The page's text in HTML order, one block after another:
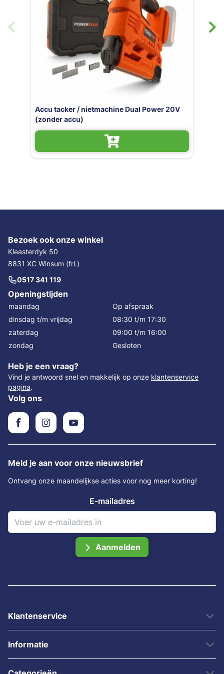
Dual Power 20V
Bezoek ook onze winkel
Kleasterdyk 50
8831 XC Winsum (frl.)
0517 341 119
Openingstijden
maandag
Op afspraak
dinsdag t/m vrijdag
08:30 t/m 17:30
zaterdag
09:00 t/m 16:00
zondag
Gesloten
Heb je een vraag?
Vind je antwoord snel en makkelijk op onze klantenservice
pagina.
Volg ons
Meld je aan voor onze nieuwsbrief
Ontvang onze maandelijkse acties voor nog meer korting!
E-mailadres
Aanmelden
Klantenservice
Informatie